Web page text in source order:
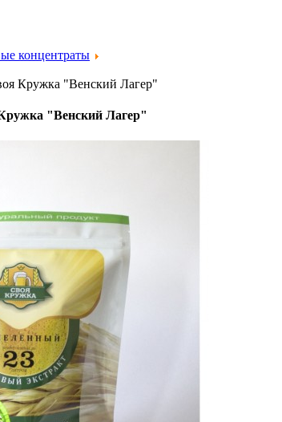
концентраты
Кружка "Венский Лагер"
"Венский Лагер"